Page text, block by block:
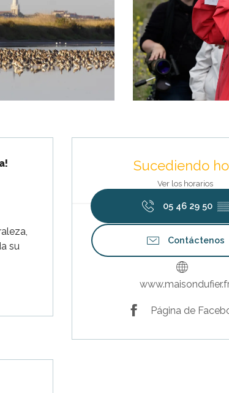
Sucediendo
Ver los horarios
05 46 29 50 ▒▒
Contáctenos
Página de
su